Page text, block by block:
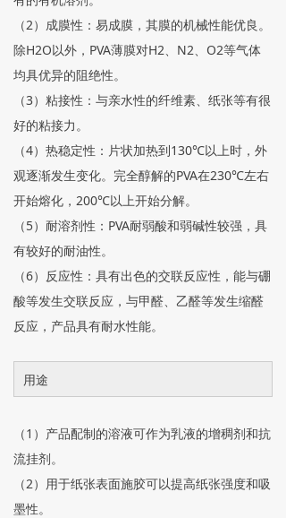
（2）成膜性：易成膜，其膜的机械性能优良。
除H2O以外，PVA薄膜对H2、N2、O2等气体
均具优异的阻绝性。
（3）粘接性：与亲水性的纤维素、纸张等有很
好的粘接力。
（4）热稳定性：片状加热到130℃以上时，外
观逐渐发生变化。完全醇解的PVA在230℃左右
开始熔化，200℃以上开始分解。
（5）耐溶剂性：PVA耐弱酸和弱碱性较强，具
有较好的耐油性。
（6）反应性：具有出色的交联反应性，能与硼
酸等发生交联反应，与甲醛、乙醛等发生缩醛
反应，产品具有耐水性能。
用途
（1）产品配制的溶液可作为乳液的增稠剂和抗
流挂剂。
（2）用于纸张表面施胶可以提高纸张强度和吸
墨性。